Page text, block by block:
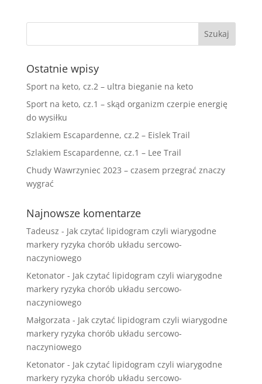
Ostatnie wpisy
Sport na keto, cz.2 – ultra bieganie na keto
Sport na keto, cz.1 – skąd organizm czerpie energię
do wysiłku
Szlakiem Escapardenne, cz.2 – Eislek Trail
Szlakiem Escapardenne, cz.1 – Lee Trail
Chudy Wawrzyniec 2023 – czasem przegrać znaczy
wygrać
Najnowsze komentarze
Tadeusz - Jak czytać lipidogram czyli wiarygodne
markery ryzyka chorób układu sercowo-
naczyniowego
Ketonator- Jak czytać lipidogram czyli wiarygodne
markery ryzyka chorób układu sercowo-
naczyniowego
Małgorzata - Jak czytać lipidogram czyli wiarygodne
markery ryzyka chorób układu sercowo-
naczyniowego
Ketonator- Jak czytać lipidogram czyli wiarygodne
markery ryzyka chorób układu sercowo-